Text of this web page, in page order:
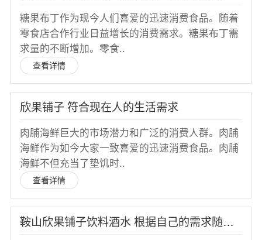
糖果布丁作为现今人们喜爱的迅速消费食品。随着
零食店合作行业日益增长的消费需求。糖果布丁需
求量的不断增加。零食..
查看详情
欣果铺子 符合现在人的生活需求
肉脯海鲜巨大的市场潜力和广泛的消费人群。肉脯
海鲜作为如今大家一致喜爱的迅速消费食品。肉脯
海鲜不但充当了垫饥时..
查看详情
鞍山欣果铺子饮料酒水 根据自己的需求随意挑选